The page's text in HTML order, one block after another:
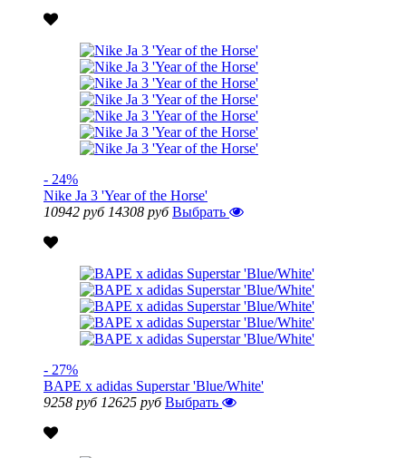
- 24%
Nike Ja 3 'Year of the Horse'
10942 руб 14308 руб Выбрать
- 27%
BAPE x adidas Superstar 'Blue/White'
9258 руб 12625 руб Выбрать